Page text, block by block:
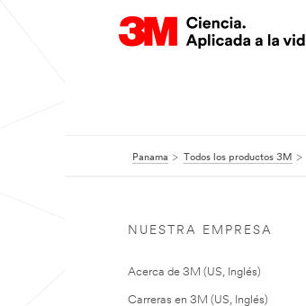
Panama Todos los productos 3M
NUESTRA EMPRESA
Acerca de 3M (US, Inglés)
Carreras en 3M (US, Inglés)